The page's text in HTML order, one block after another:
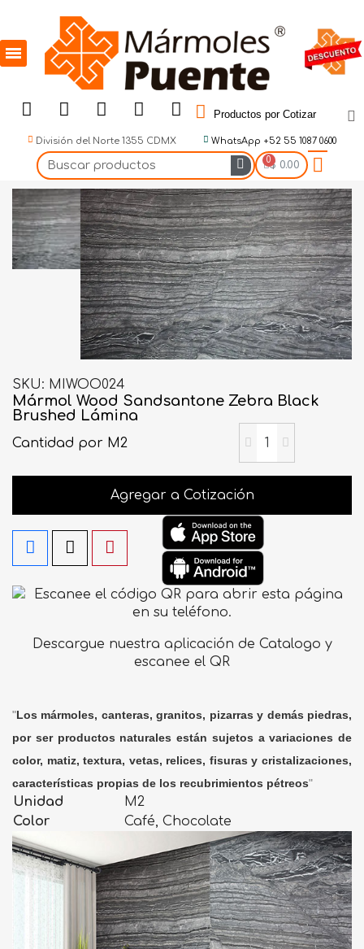
Productos por Cotizar
División del Norte 1355 CDMX WhatsApp +52 55 1087 0600
$ 0.00
SKU MIWOO024
Mármol Wood Sandsantone Zebra Black
Brushed Lámina
Cantidad por M2
Agregar a Cotización
Descargue nuestra aplicación de Catalogo y
escanee el QR
"Los mármoles, canteras, granitos, pizarras y demás piedras,
por ser productos naturales están sujetos a variaciones de
color, matiz, textura, vetas, relices, fisuras y cristalizaciones,
características propias de los recubrimientos pétreos"
Unidad
M2
Color
Café, Chocolate